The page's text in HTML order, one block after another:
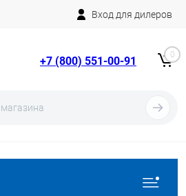
Вход для дилеров
+7 (800) 551-00-91 0